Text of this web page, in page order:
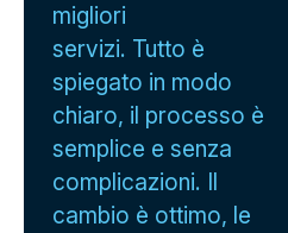
migliori
servizi. Tutto è
spiegato in modo
chiaro, il processo è
semplice e senza
complicazioni. Il
cambio è ottimo, le